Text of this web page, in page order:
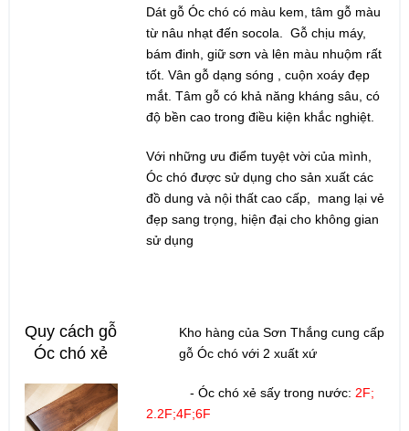
Dát gỗ Óc chó có màu kem, tâm gỗ màu
từ nâu nhạt đến socola. Gỗ chịu máy,
bám đinh, giữ sơn và lên màu nhuộm rất
tốt. Vân gỗ dạng sóng , cuộn xoáy đẹp
mắt. Tâm gỗ có khả năng kháng sâu, có
độ bền cao trong điều kiện khắc nghiệt.
Với những ưu điểm tuyệt vời của mình,
Óc chó được sử dụng cho sản xuất các
đồ dung và nội thất cao cấp, mang lại vẻ
đẹp sang trọng, hiện đại cho không gian
sử dụng
Quy cách gỗ
Óc chó xẻ
Kho hàng của Sơn Thắng cung cấp
gỗ Óc chó với 2 xuất xứ
- Óc chó xẻ sấy trong nước: 2F;
2.2F;4F;6F